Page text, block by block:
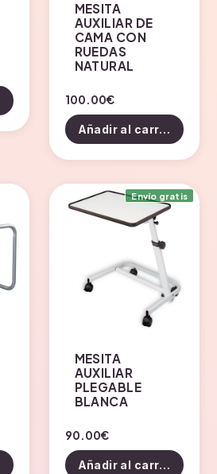
MESITA
AUXILIAR DE
CAMA CON
RUEDAS
NATURAL
100.00€
Añadir al carrito
Envío gratis
MESITA
AUXILIAR
PLEGABLE
BLANCA
90.00€
Añadir al carrito